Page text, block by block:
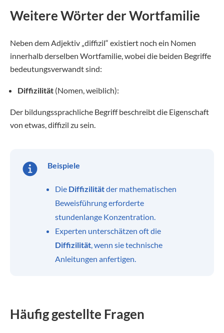
Weitere Wörter der Wortfamilie
Neben dem Adjektiv „diffizil“ existiert noch ein Nomen
innerhalb derselben Wortfamilie, wobei die beiden Begriffe
bedeutungsverwandt sind:
Diffizilität (Nomen, weiblich):
Der bildungssprachliche Begriff beschreibt die Eigenschaft
von etwas, diffizil zu sein.
Beispiele
Die Diffizilitätder mathematischen
Beweisführung erforderte
stundenlange Konzentration.
Experten unterschätzen oft die
Diffizilität, wenn sie technische
Anleitungen anfertigen.
Häufig gestellte Fragen